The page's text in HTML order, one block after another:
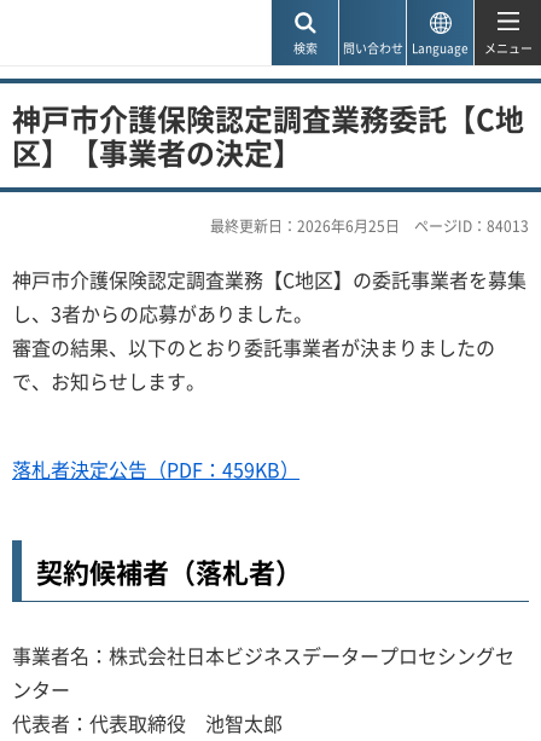
検索 問い合わせ Language メニュー
神戸市介護保険認定調査業務委託【C地
区】【事業者の決定】
最終更新日：2026年6月25日 ページID：84013
神戸市介護保険認定調査業務【C地区】の委託事業者を募集
し、3者からの応募がありました。
審査の結果、以下のとおり委託事業者が決まりましたの
で、お知らせします。
落札者決定公告（PDF：459KB）
契約候補者（落札者）
事業者名：株式会社日本ビジネスデータープロセシングセ
ンター
代表者：代表取締役 池智太郎